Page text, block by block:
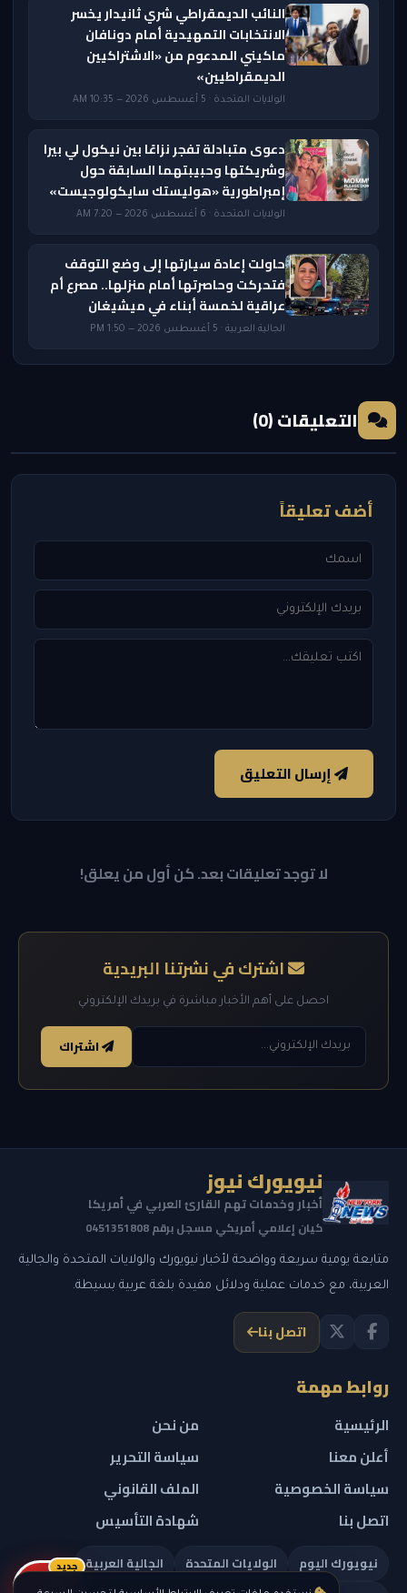
النائب الديمقراطي شري ثانيدار يخسر
الانتخابات التمهيدية أمام دونافان
ماكيني المدعوم من «الاشتراكيين
الديمقراطيين»
الولايات المتحدة · 5 أغسطس 2026 — 10:35 AM
دعوى متبادلة تفجر نزاعًا بين نيكول لي بيرا
وشريكتها وحبيبتهما السابقة حول
إمبراطورية «هوليستك سايكولوجيست»
الولايات المتحدة · 6 أغسطس 2026 — 7:20 AM
حاولت إعادة سيارتها إلى وضع التوقف
فتحركت وحاصرتها أمام منزلها.. مصرع أم
عراقية لخمسة أبناء في ميشيغان
الجالية العربية · 5 أغسطس 2026 — 1:50 PM
التعليقات (0)
أضف تعليقاً
إرسال التعليق
لا توجد تعليقات بعد. كن أول من يعلق!
اشترك في نشرتنا البريدية
احصل على أهم الأخبار مباشرة في بريدك الإلكتروني
اشتراك
نيويورك نيوز
أخبار وخدمات تهم القارئ العربي في أمريكا
كيان إعلامي أمريكي مسجل برقم 0451351808
متابعة يومية سريعة وواضحة لأخبار نيويورك والولايات المتحدة والجالية
العربية، مع خدمات عملية ودلائل مفيدة بلغة عربية بسيطة.
اتصل بنا
روابط مهمة
الرئيسية
من نحن
أعلن معنا
سياسة التحرير
سياسة الخصوصية
الملف القانوني
اتصل بنا
شهادة التأسيس
نيويورك اليوم الولايات المتحدة
الجالية العربية
ريلز
جديد